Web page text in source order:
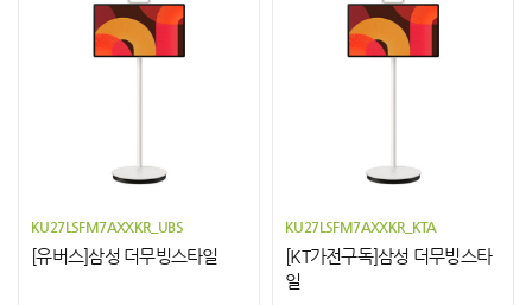
KU27LSFM7AXXKR_UBS
[유버스]삼성 더무빙스타일
KU27LSFM7AXXKR_KTA
[KT가전구독]삼성 더무빙스타
일